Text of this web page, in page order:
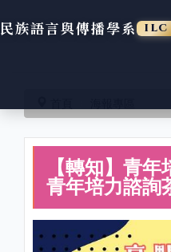
民族語言與傳播學系 ILC
【轉知】青年
青年培力諮詢